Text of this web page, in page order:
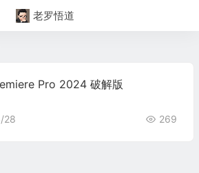
老罗悟道
Pro 2024 破解版
28 269